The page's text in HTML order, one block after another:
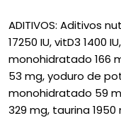
ADITIVOS: Aditivos
17250 IU, vitD3 1400
monohidratado 166
53 mg, yoduro de
monohidratado 59
329 mg, taurina